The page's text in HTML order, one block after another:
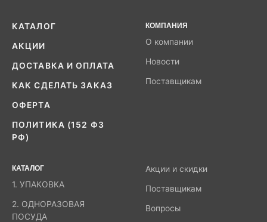
КАТАЛОГ
АКЦИИ
ДОСТАВКА И ОПЛАТА
КАК СДЕЛАТЬ ЗАКАЗ
ОФЕРТА
ПОЛИТИКА (152 ФЗ
РФ)
КОМПАНИЯ
О компании
Новости
Поставщикам
КАТАЛОГ
1. УПАКОВКА
2. ОДНОРАЗОВАЯ
ПОСУДА
Акции и скидки
Поставщикам
Вопросы